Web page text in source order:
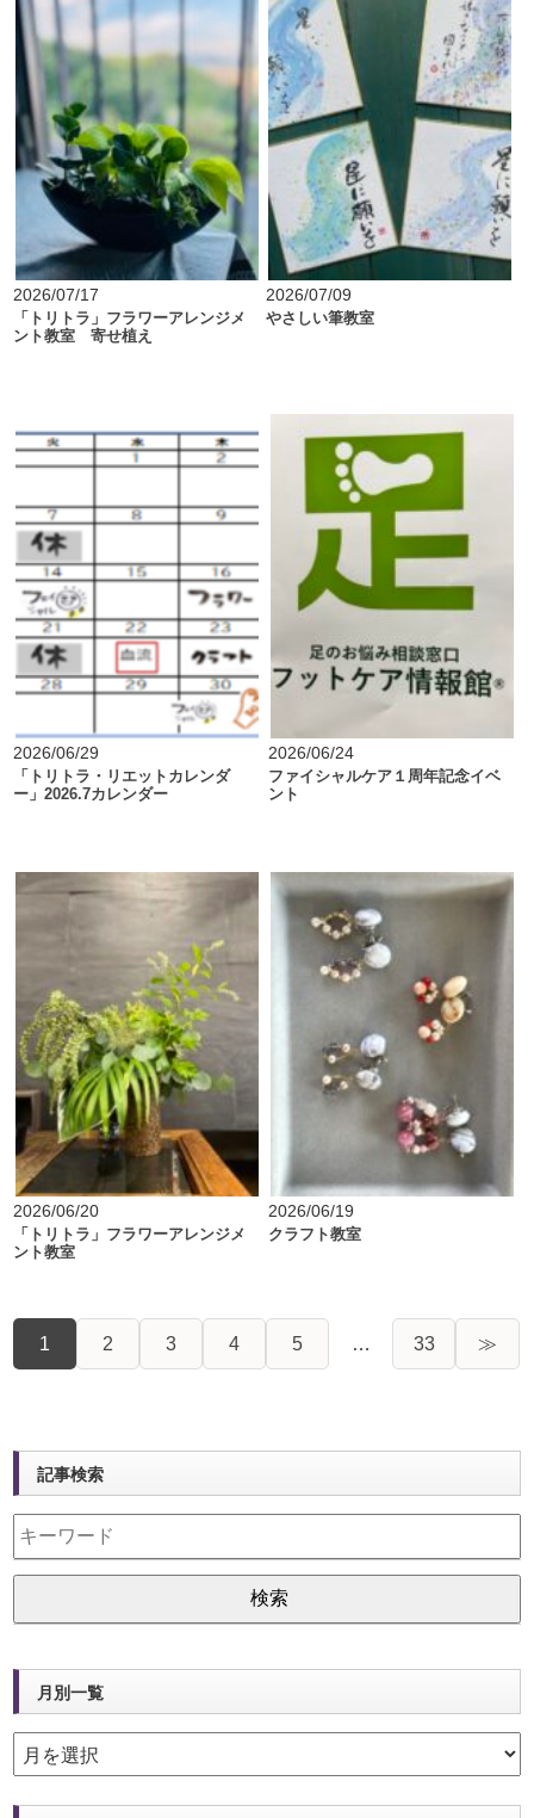
2026/07/17
「トリトラ」フラワーアレンジメ
ント教室 寄せ植え
2026/07/09
やさしい筆教室
2026/06/29
「トリトラ・リエットカレンダ
ー」2026.7カレンダー
2026/06/24
ファイシャルケア１周年記念イベ
ント
2026/06/20
「トリトラ」フラワーアレンジメ
ント教室
2026/06/19
クラフト教室
1 2 3 4 5 … 33 ≫
記事検索
月別一覧